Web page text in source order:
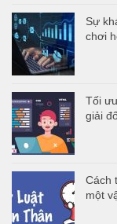
Sự
chơi
Tối
giải
Cách
một